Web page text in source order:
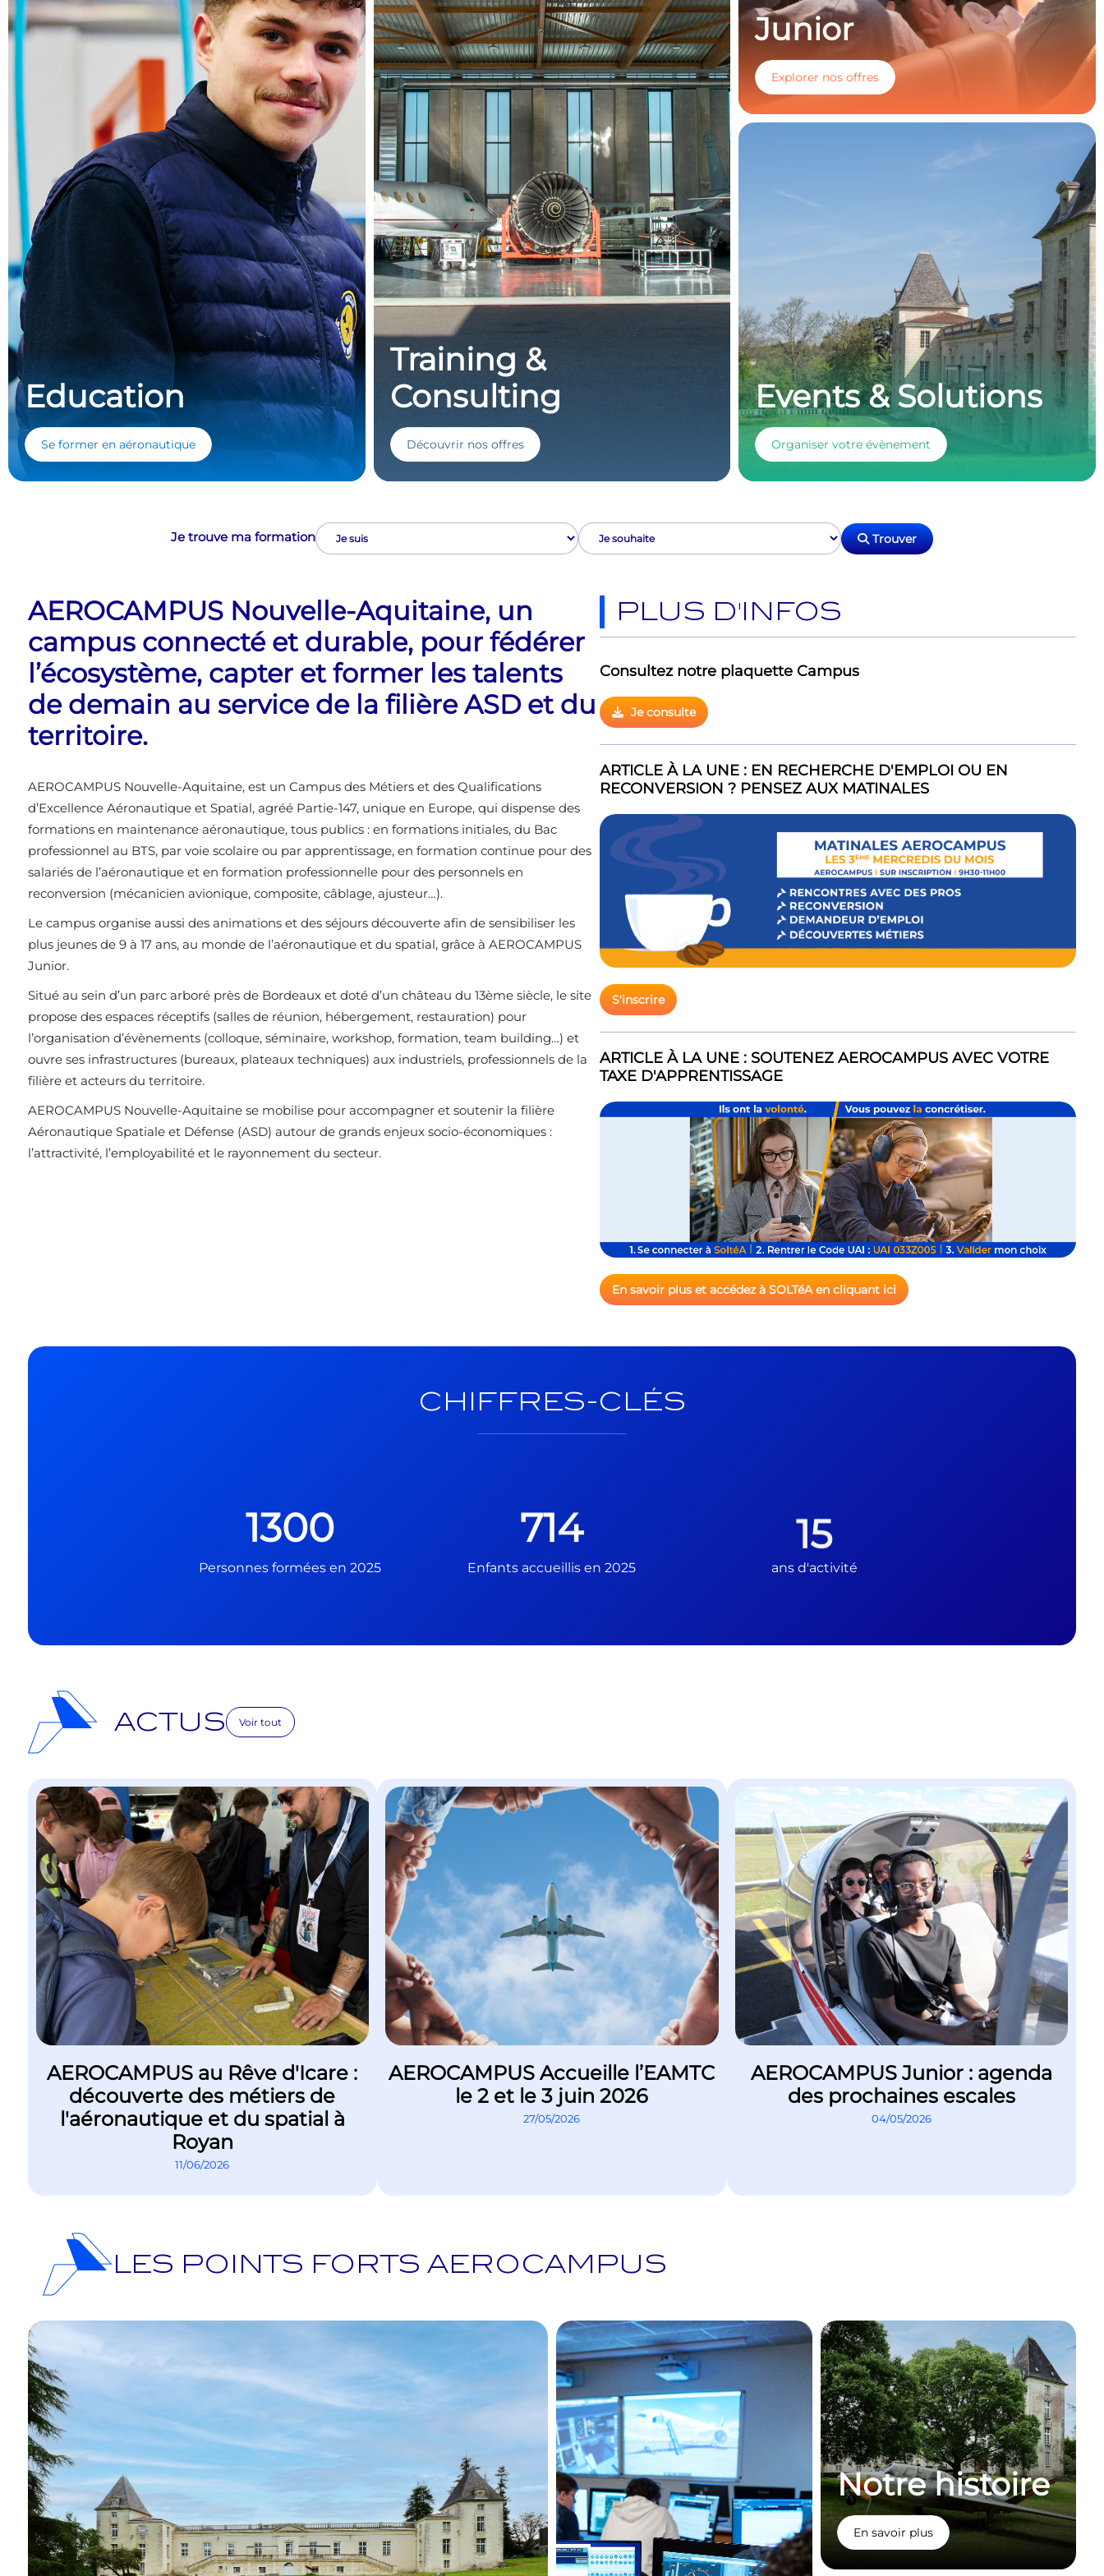
Education
Se former en aéronautique
Training &
Consulting
Découvrir nos offres
Junior
Explorer nos offres
Events & Solutions
Organiser votre évènement
Je trouve ma formation Trouver
AEROCAMPUS Nouvelle-Aquitaine, un
campus connecté et durable, pour fédérer
l’écosystème, capter et former les talents
de demain au service de la filière ASD et du
territoire.
AEROCAMPUS Nouvelle-Aquitaine, est un Campus des Métiers et des Qualifications
d’Excellence Aéronautique et Spatial, agréé Partie-147, unique en Europe, qui dispense des
formations en maintenance aéronautique, tous publics : en formations initiales, du Bac
professionnel au BTS, par voie scolaire ou par apprentissage, en formation continue pour des
salariés de l’aéronautique et en formation professionnelle pour des personnels en
reconversion (mécanicien avionique, composite, câblage, ajusteur…).
Le campus organise aussi des animations et des séjours découverte afin de sensibiliser les
plus jeunes de 9 à 17 ans, au monde de l’aéronautique et du spatial, grâce à AEROCAMPUS
Junior.
Situé au sein d’un parc arboré près de Bordeaux et doté d’un château du 13ème siècle, le site
propose des espaces réceptifs (salles de réunion, hébergement, restauration) pour
l’organisation d’évènements (colloque, séminaire, workshop, formation, team building…) et
ouvre ses infrastructures (bureaux, plateaux techniques) aux industriels, professionnels de la
filière et acteurs du territoire.
AEROCAMPUS Nouvelle-Aquitaine se mobilise pour accompagner et soutenir la filière
Aéronautique Spatiale et Défense (ASD) autour de grands enjeux socio-économiques :
l’attractivité, l’employabilité et le rayonnement du secteur.
PLUS D'INFOS
Consultez notre plaquette Campus
Je consulte
ARTICLE À LA UNE : EN RECHERCHE D'EMPLOI OU EN
RECONVERSION ? PENSEZ AUX MATINALES
S'inscrire
ARTICLE À LA UNE : SOUTENEZ AEROCAMPUS AVEC VOTRE
TAXE D'APPRENTISSAGE
En savoir plus et accédez à SOLTéA en cliquant ici
CHIFFRES-CLÉS
Personnes formées en 2025
1300
Enfants accueillis en 2025
714
ans d'activité
15
ACTUS Voir tout
AEROCAMPUS au Rêve d'Icare :
découverte des métiers de
l'aéronautique et du spatial à
Royan
11/06/2026
AEROCAMPUS Accueille l’EAMTC
le 2 et le 3 juin 2026
27/05/2026
AEROCAMPUS Junior : agenda
des prochaines escales
04/05/2026
LES POINTS FORTS AEROCAMPUS
Notre histoire
En savoir plus